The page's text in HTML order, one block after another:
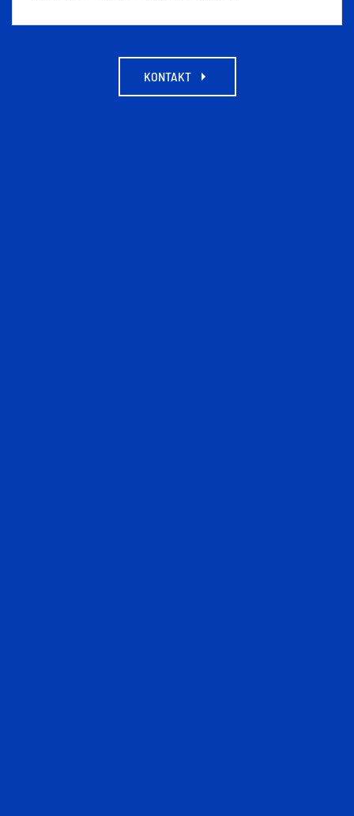
KONTAKT